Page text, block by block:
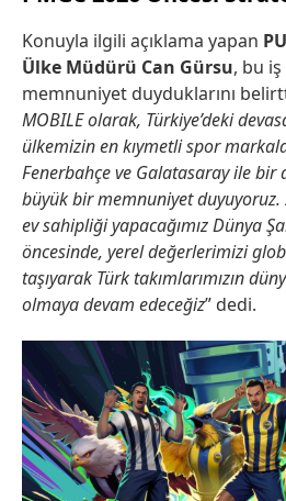
Konuyla ilgili açıklama yapan
Ülke Müdürü Can Gürsu, bu
memnuniyet duyduklarını
MOBILE olarak, Türkiye’deki
ülkemizin en kıymetli spor
Fenerbahçe ve Galatasaray ile
büyük bir memnuniyet duyuyoruz.
ev sahipliği yapacağımız Dünya
öncesinde, yerel değerlerimizi
taşıyarak Türk takımlarımızın
olmaya devam edeceğiz” dedi.